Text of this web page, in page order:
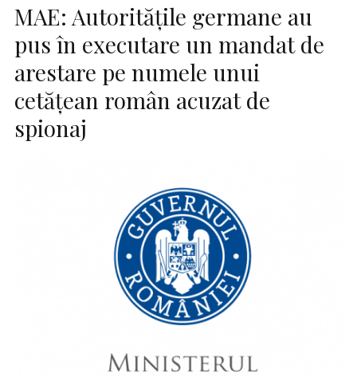
MAE: Autorităţile germane au
pus în executare un mandat de
arestare pe numele unui
cetăţean român acuzat de
spionaj